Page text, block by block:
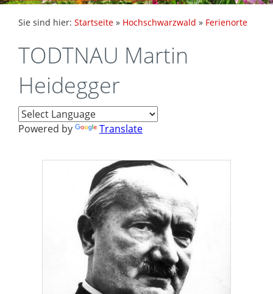
Sie sind hier: Startseite » Hochschwarzwald » Ferienorte
TODTNAU Martin
Heidegger
Powered by Translate